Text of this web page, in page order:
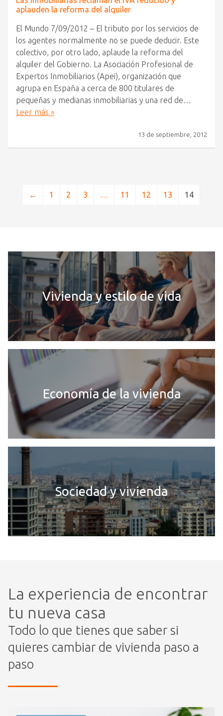
aplauden la reforma del alquiler
El Mundo 7/09/2012 – El tributo por los servicios de
los agentes normalmente no se puede deducir. Este
colectivo, por otro lado, aplaude la reforma del
alquiler del Gobierno. La Asociación Profesional de
Expertos Inmobiliarios (Apei), organización que
agrupa en España a cerca de 800 titulares de
pequeñas y medianas inmobiliarias y una red de…
Leer más »
13 de septiembre, 2012
← 1 2 3 … 11 12 13 14
Vivienda y estilo de vida
Economía de la vivienda
Sociedad y vivienda
La experiencia de encontrar
tu nueva casa
Todo lo que tienes que saber si
quieres cambiar de vivienda paso a
paso